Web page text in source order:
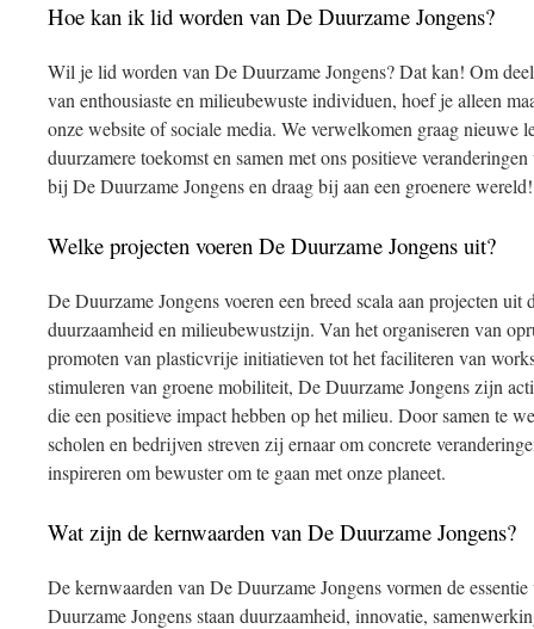
Hoe kan ik lid worden van De Duurzame Jongens?
Wil je lid worden van De Duurzame Jongens? Dat kan! Om
van enthousiaste en milieubewuste individuen, hoef je alleen
onze website of sociale media. We verwelkomen graag nieuwe
duurzamere toekomst en samen met ons positieve
bij De Duurzame Jongens en draag bij aan een groenere wereld!
Welke projecten voeren De Duurzame Jongens uit?
De Duurzame Jongens voeren een breed scala aan projecten
duurzaamheid en milieubewustzijn. Van het organiseren van
promoten van plasticvrije initiatieven tot het faciliteren van
stimuleren van groene mobiliteit, De Duurzame Jongens zijn
die een positieve impact hebben op het milieu. Door samen te
scholen en bedrijven streven zij ernaar om concrete
inspireren om bewuster om te gaan met onze planeet.
Wat zijn de kernwaarden van De Duurzame Jongens?
De kernwaarden van De Duurzame Jongens vormen de
Duurzame Jongens staan duurzaamheid, innovatie,